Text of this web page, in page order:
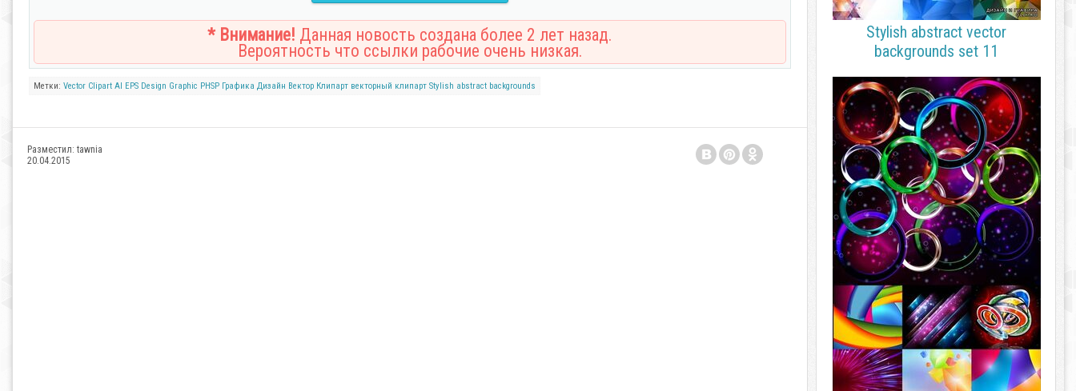
* Внимание! Данная новость создана более 2 лет назад.
Вероятность что ссылки рабочие очень низкая.
Метки: Vector Clipart AI EPS Design Graphic PHSP Графика Дизайн Вектор Клипарт векторный клипарт Stylish abstract backgrounds
Разместил: tawnia
20.04.2015
Stylish abstract vector
backgrounds set 11